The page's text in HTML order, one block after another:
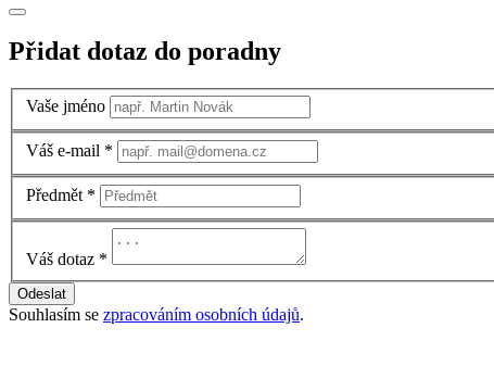
Přidat dotaz do poradny
Vaše jméno
Váš e-mail *
Předmět *
Váš dotaz *
Odeslat
Souhlasím se zpracováním osobních údajů.